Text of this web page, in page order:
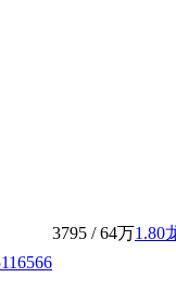
3795 /64万1.80